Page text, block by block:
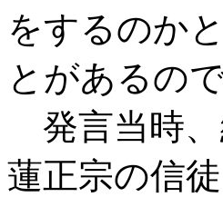
をするのか
とがあるの
発言当時、
蓮正宗の信